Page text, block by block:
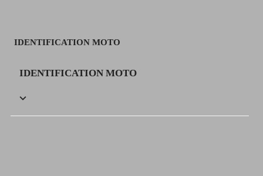
IDENTIFICATION MOTO
IDENTIFICATION MOTO
